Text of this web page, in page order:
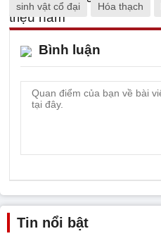
sinh vật cổ đại Hóa thạch
Bình luận
Tin nổi bật